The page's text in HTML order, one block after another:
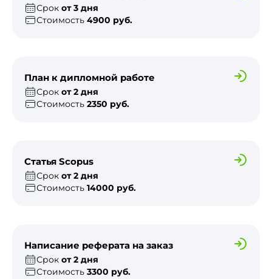
Срок от 3 дня
Стоимость 4900 руб.
План к дипломной работе
Срок от 2 дня
Стоимость 2350 руб.
Статья Scopus
Срок от 2 дня
Стоимость 14000 руб.
Написание реферата на заказ
Срок от 2 дня
Стоимость 3300 руб.